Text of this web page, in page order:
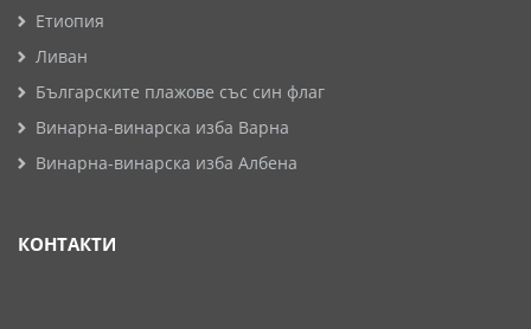
Етиопия
Ливан
Българските плажове със син флаг
Винарна-винарска изба Варна
Винарна-винарска изба Албена
КОНТАКТИ